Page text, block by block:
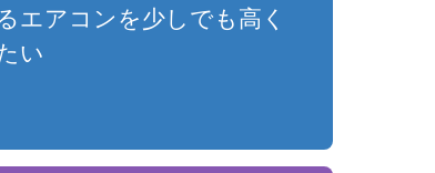
エアコンを少しでも高く
い